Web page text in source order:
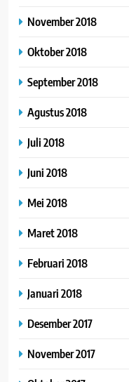
November 2018
Oktober 2018
September 2018
Agustus 2018
Juli 2018
Juni 2018
Mei 2018
Maret 2018
Februari 2018
Januari 2018
Desember 2017
November 2017